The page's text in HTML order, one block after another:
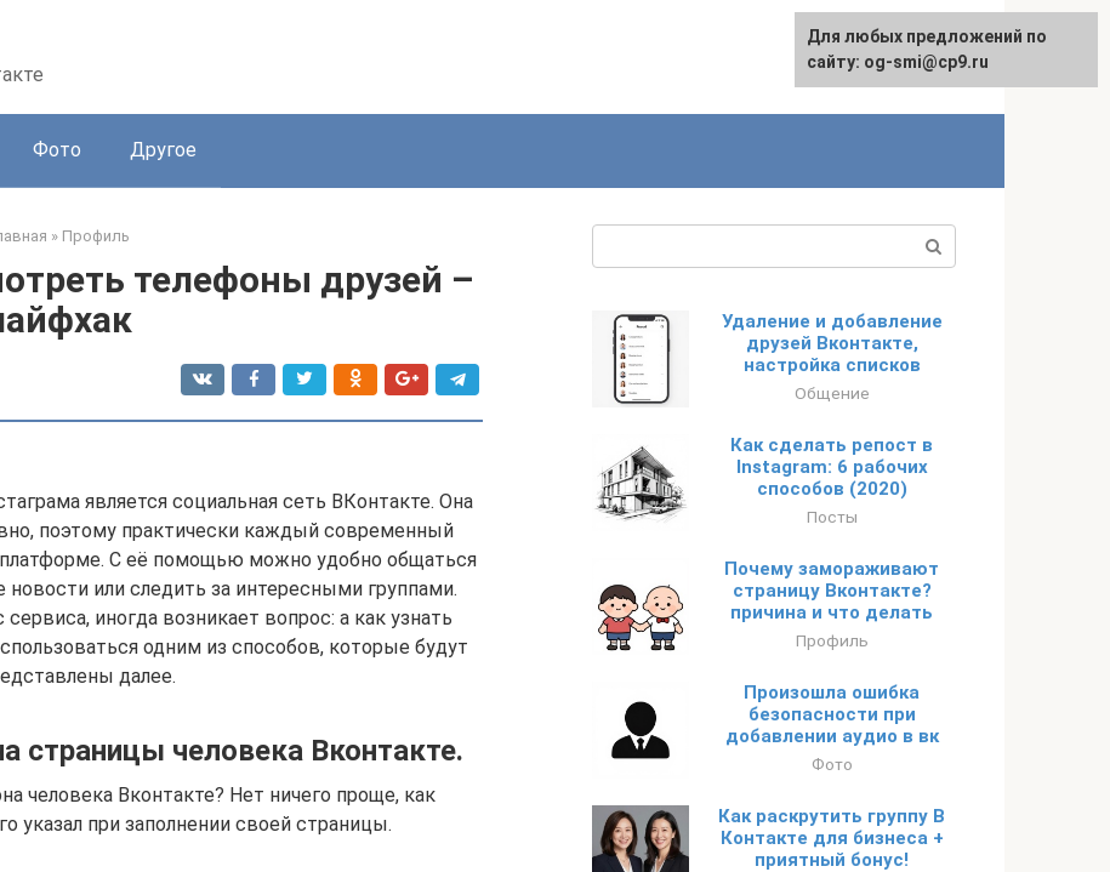
Фото Другое
» Профиль
телефоны друзей –
является социальная сеть ВКонтакте. Она
поэтому практически каждый современный
С её помощью можно удобно общаться
новости или следить за интересными группами.
иногда возникает вопрос: а как узнать
одним из способов, которые будут
далее.
страницы человека Вконтакте.
человека Вконтакте? Нет ничего проще, как
указал при заполнении своей страницы.
Удаление и добавление
друзей Вконтакте,
настройка списков
Общение
Как сделать репост в
Instagram: 6 рабочих
способов (2020)
Посты
Почему замораживают
страницу Вконтакте?
причина и что делать
Профиль
Произошла ошибка
безопасности при
добавлении аудио в вк
Фото
Как раскрутить группу В
Контакте для бизнеса +
приятный бонус!
Для любых предложений по
сайту: og-smi@cp9.ru